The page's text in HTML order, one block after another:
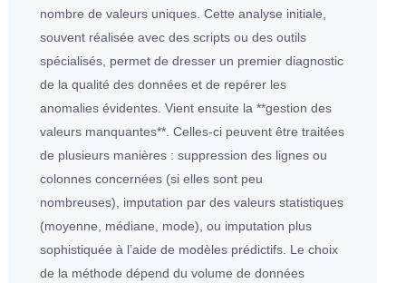
nombre de valeurs uniques. Cette analyse initiale,
souvent réalisée avec des scripts ou des outils
spécialisés, permet de dresser un premier diagnostic
de la qualité des données et de repérer les
anomalies évidentes. Vient ensuite la **gestion des
valeurs manquantes**. Celles-ci peuvent être traitées
de plusieurs manières : suppression des lignes ou
colonnes concernées (si elles sont peu
nombreuses), imputation par des valeurs statistiques
(moyenne, médiane , mode), ou imputation plus
sophistiquée à l’aide de modèles prédictifs. Le choix
de la méthode dépend du volume de données